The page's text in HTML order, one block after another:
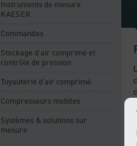
Instruments de mesure
KAESER
Commandes
Stockage d’air comprimé et
contrôle de pression
Tuyauterie d’air comprimé
Compresseurs mobiles
Systèmes & solutions sur
mesure